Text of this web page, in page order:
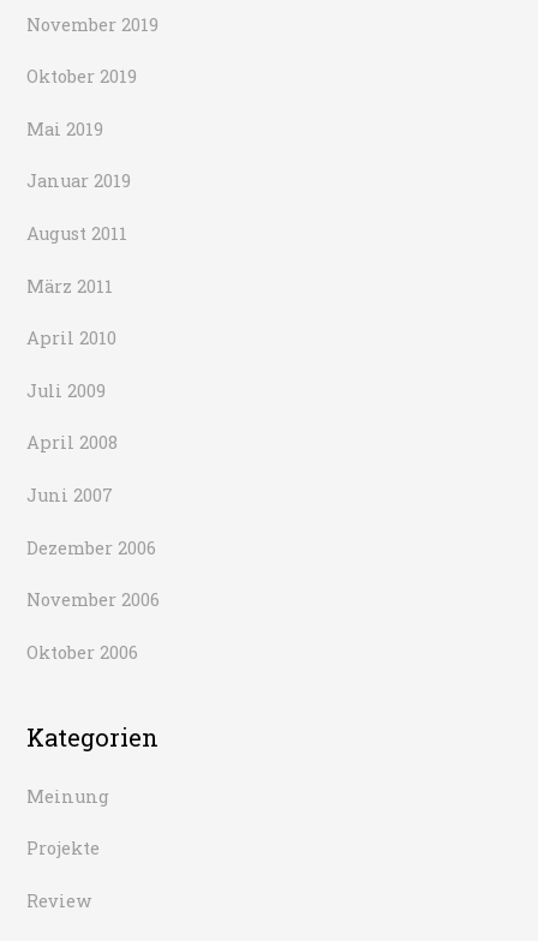
November 2019
Oktober 2019
Mai 2019
Januar 2019
August 2011
März 2011
April 2010
Juli 2009
April 2008
Juni 2007
Dezember 2006
November 2006
Oktober 2006
Kategorien
Meinung
Projekte
Review